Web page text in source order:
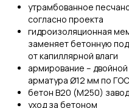
утрамбованное
согласно проекта
гидроизоляционная
заменяет бетонную
от капиллярной влаги
армирование –
арматура Ø12 мм по
бетон В20 (М250)
уход за бетоном